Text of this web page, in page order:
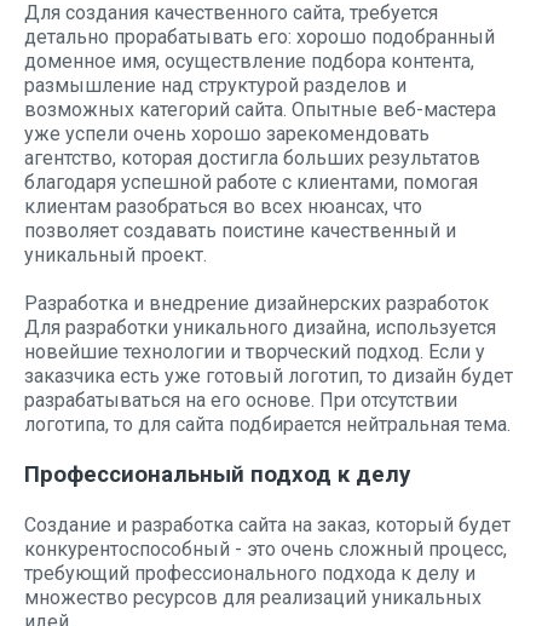
Для создания качественного сайта, требуется
детально прорабатывать его: хорошо подобранный
доменное имя, осуществление подбора контента,
размышление над структурой разделов и
возможных категорий сайта. Опытные веб-мастера
уже успели очень хорошо зарекомендовать
агентство, которая достигла больших результатов
благодаря успешной работе с клиентами, помогая
клиентам разобраться во всех нюансах, что
позволяет создавать поистине качественный и
уникальный проект.
Разработка и внедрение дизайнерских разработок
Для разработки уникального дизайна, используется
новейшие технологии и творческий подход. Если у
заказчика есть уже готовый логотип, то дизайн будет
разрабатываться на его основе. При отсутствии
логотипа, то для сайта подбирается нейтральная тема.
Профессиональный подход к делу
Создание и разработка сайта на заказ, который будет
конкурентоспособный - это очень сложный процесс,
требующий профессионального подхода к делу и
множество ресурсов для реализаций уникальных